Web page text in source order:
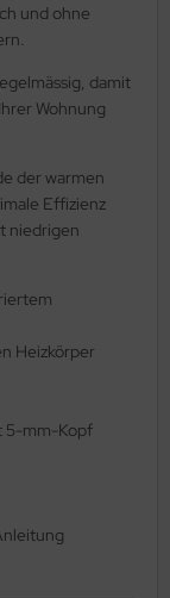
und ohne
damit
Wohnung
der warmen
Effizienz
niedrigen
Heizkörper
5-mm-Kopf